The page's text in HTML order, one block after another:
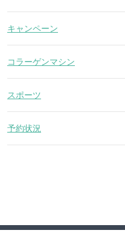
キャンペーン
コラーゲンマシン
スポーツ
予約状況